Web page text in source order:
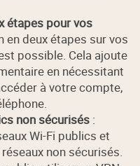
étapes pour vos
en deux étapes sur vos
possible. Cela ajoute
en nécessitant
à votre compte,
non sécurisés :
Wi-Fi publics et
non sécurisés.